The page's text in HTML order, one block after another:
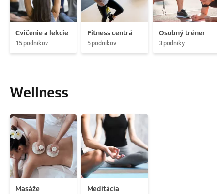
Cvičenie a lekcie
15 podnikov
Fitness centrá
5 podnikov
Osobný tréner
3 podniky
Wellness
Masáže Meditácia